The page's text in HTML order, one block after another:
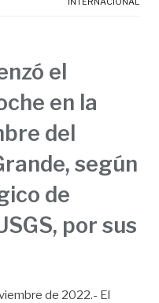
el
en la
del
según
de
por sus
de 2022.- El